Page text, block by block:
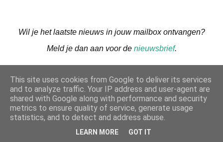
Wil je het laatste nieuws in jouw mailbox ontvangen?
Meld je dan aan voor de nieuwsbrief.
DELEN
This site uses cookies from Google to deliver its services
and to analyze traffic. Your IP address and user-agent are
shared with Google along with performance and security
metrics to ensure quality of service, generate usage
statistics, and to detect and address abuse.
LEARN MORE GOT IT